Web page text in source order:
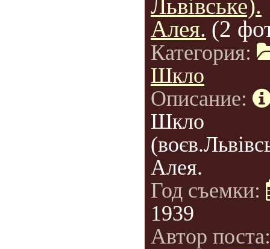
Львівське).
Алея. (2
Категория:
Шкло
Описание:
Шкло
Алея.
Год съемки:
1939
Автор